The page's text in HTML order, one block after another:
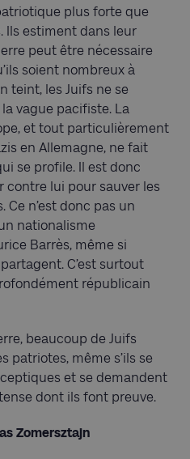
plus forte que
Ils estiment dans leur
peut être nécessaire
soient nombreux à
teint, les Juifs ne se
vague pacifiste. La
et tout particulièrement
en Allemagne, ne fait
se profile. Il est donc
contre lui pour sauver les
n’est donc pas un
nationalisme
Barrès, même si
C’est surtout
républicain
beaucoup de Juifs
patriotes, même s’ils se
et se demandent
dont ils font preuve.
Zomersztajn